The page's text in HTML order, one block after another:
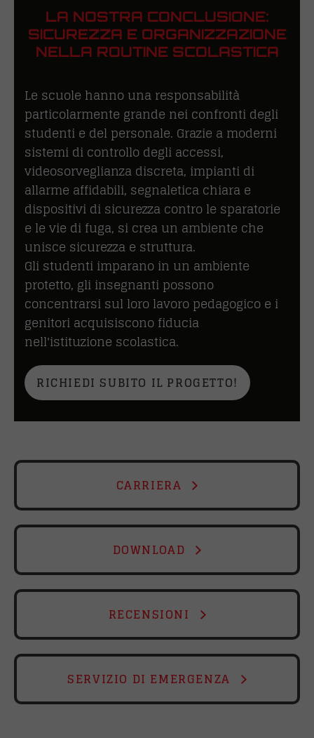
LA NOSTRA CONCLUSIONE:
SICUREZZA E ORGANIZZAZIONE
NELLA ROUTINE SCOLASTICA
Le scuole hanno una responsabilità
particolarmente grande nei confronti degli
studenti e del personale. Grazie a moderni
sistemi di controllo degli accessi,
videosorveglianza discreta, impianti di
allarme affidabili, segnaletica chiara e
dispositivi di sicurezza contro le sparatorie
e le vie di fuga, si crea un ambiente che
unisce sicurezza e struttura.
Gli studenti imparano in un ambiente
protetto, gli insegnanti possono
concentrarsi sul loro lavoro pedagogico e i
genitori acquisiscono fiducia
nell'istituzione scolastica.
RICHIEDI SUBITO IL PROGETTO!
CARRIERA
DOWNLOAD
RECENSIONI
SERVIZIO DI EMERGENZA